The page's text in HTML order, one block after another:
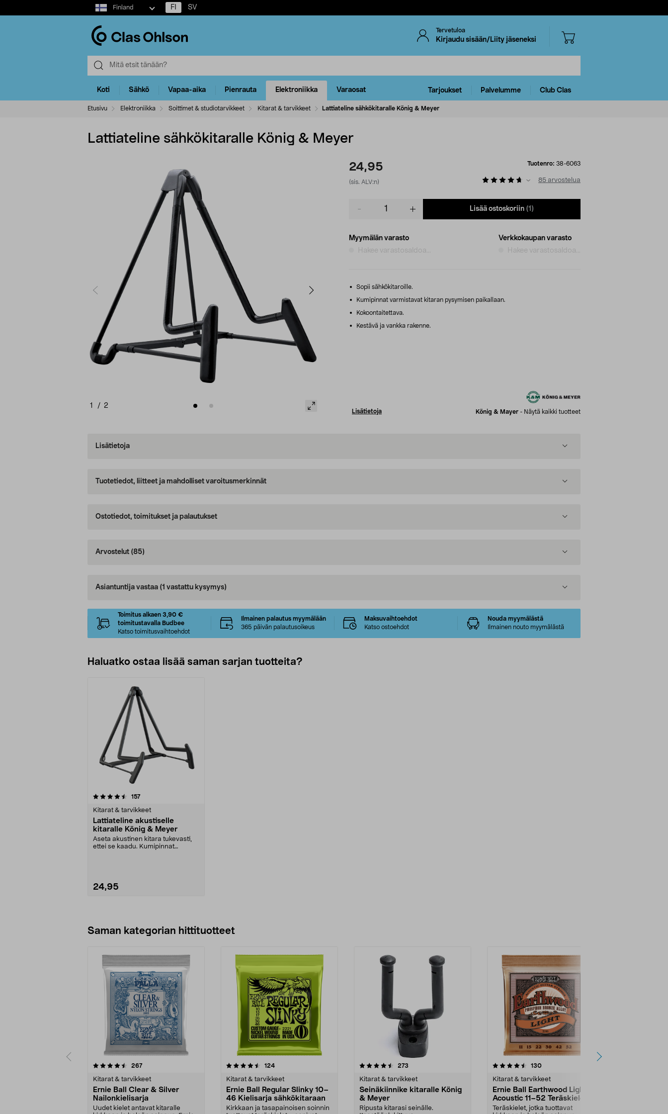
Select
market
Finland FI SV
Tervetuloa
Kirjaudu sisään/Liity jäseneksi
Koti Sähkö Vapaa-aika Pienrauta Elektroniikka Varaosat Tarjoukset Palvelumme Club Clas
Etusivu Elektroniikka Soittimet & studiotarvikkeet Kitarat & tarvikkeet Lattiateline sähkökitaralle König & Meyer
Lattiateline sähkökitaralle König & Meyer
1 / 2
24,95
(sis. ALV:n)
Tuotenro: 38-6063
85 arvostelua
Lisää ostoskoriin (1)
Myymälän varasto
Hakee varastosaldoa...
Verkkokaupan varasto
Hakee varastosaldoa...
Sopii sähkökitaroille.
Kumipinnat varmistavat kitaran pysymisen paikallaan.
Kokoontaitettava.
Kestävä ja vankka rakenne.
Lisätietoja König & Mayer - Näytä kaikki tuotteet
Lisätietoja
Tuotetiedot, liitteet ja mahdolliset varoitusmerkinnät
Ostotiedot, toimitukset ja palautukset
Arvostelut (85)
Asiantuntija vastaa (1 vastattu kysymys)
Toimitus alkaen 3,90 €
toimitustavalla Budbee
Katso toimitusvaihtoehdot
Ilmainen palautus myymälään
365 päivän palautusoikeus
Maksuvaihtoehdot
Katso ostoehdot
Nouda myymälästä
Ilmainen nouto myymälästä
Haluatko ostaa lisää saman sarjan tuotteita?
157arvostelut
Kitarat & tarvikkeet
Lattiateline akustiselle
kitaralle König & Meyer
Aseta akustinen kitara tukevasti,
ettei se kaadu. Kumipinnat
24,95
Saman kategorian hittituotteet
267arvostelut
Kitarat & tarvikkeet
Ernie Ball Clear & Silver
Nailonkielisarja
Uudet kielet antavat kitaralle
4.5 viidestä
124arvostelut
Kitarat & tarvikkeet
Ernie Ball Regular Slinky 10–
46 Kielisarja sähkökitaraan
Kirkkaan ja tasapainoisen soinnin
4.5 viidestä
273
Kitarat & tarvikkeet
Seinäkiinnike kitaralle König
& Meyer
Ripusta kitarasi seinälle.
4.5 viidestä
130arvostelut
Kitarat & tarvikkeet
Ernie Ball Earthwood Light
Acoustic 11–52 Teräskielet
Teräskielet, jotka tuottavat
4.5 viidestä